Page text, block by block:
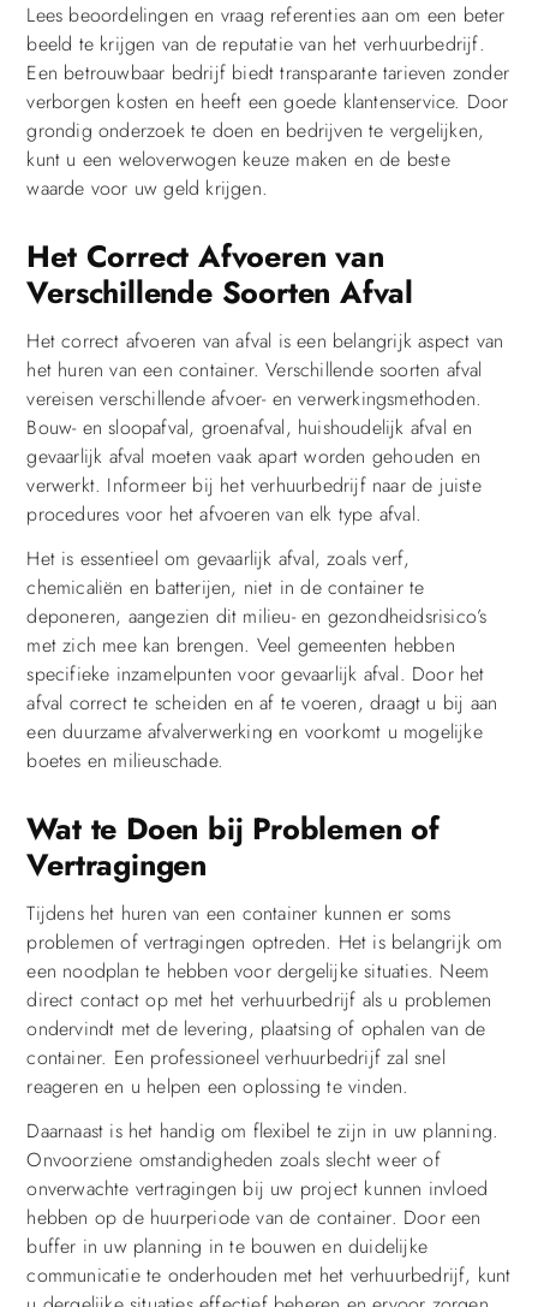
Lees beoordelingen en vraag referenties aan om een beter
beeld te krijgen van de reputatie van het verhuurbedrijf.
Een betrouwbaar bedrijf biedt transparante tarieven zonder
verborgen kosten en heeft een goede klantenservice. Door
grondig onderzoek te doen en bedrijven te vergelijken,
kunt u een weloverwogen keuze maken en de beste
waarde voor uw geld krijgen.
Het Correct Afvoeren van
Verschillende Soorten Afval
Het correct afvoeren van afval is een belangrijk aspect van
het huren van een container. Verschillende soorten afval
vereisen verschillende afvoer- en verwerkingsmethoden.
Bouw- en sloopafval, groenafval, huishoudelijk afval en
gevaarlijk afval moeten vaak apart worden gehouden en
verwerkt. Informeer bij het verhuurbedrijf naar de juiste
procedures voor het afvoeren van elk type afval.
Het is essentieel om gevaarlijk afval, zoals verf,
chemicaliën en batterijen, niet in de container te
deponeren, aangezien dit milieu- en gezondheidsrisico’s
met zich mee kan brengen. Veel gemeenten hebben
specifieke inzamelpunten voor gevaarlijk afval. Door het
afval correct te scheiden en af te voeren, draagt u bij aan
een duurzame afvalverwerking en voorkomt u mogelijke
boetes en milieuschade.
Wat te Doen bij Problemen of
Vertragingen
Tijdens het huren van een container kunnen er soms
problemen of vertragingen optreden. Het is belangrijk om
een noodplan te hebben voor dergelijke situaties. Neem
direct contact op met het verhuurbedrijf als u problemen
ondervindt met de levering, plaatsing of ophalen van de
container. Een professioneel verhuurbedrijf zal snel
reageren en u helpen een oplossing te vinden.
Daarnaast is het handig om flexibel te zijn in uw planning.
Onvoorziene omstandigheden zoals slecht weer of
onverwachte vertragingen bij uw project kunnen invloed
hebben op de huurperiode van de container. Door een
buffer in uw planning in te bouwen en duidelijke
communicatie te onderhouden met het verhuurbedrijf, kunt